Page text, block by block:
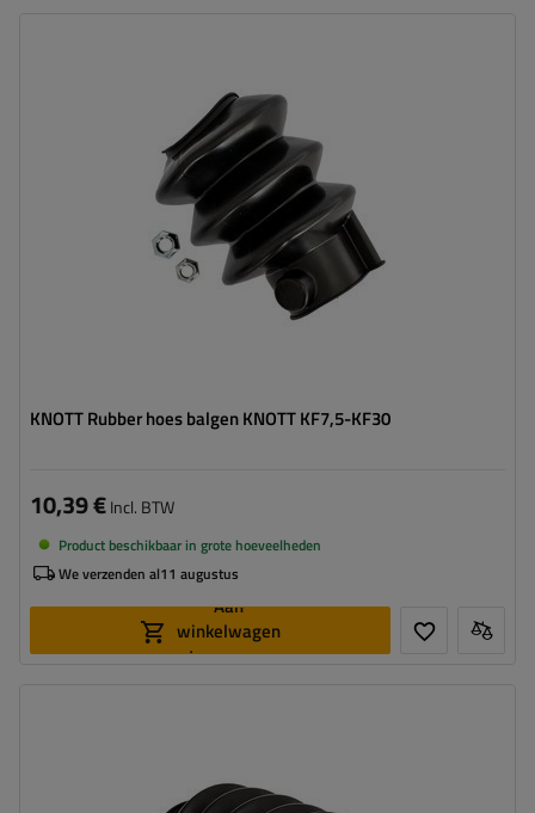
KNOTT Rubber hoes balgen KNOTT KF7,5-KF30
10,39 €Incl. BTW
Product beschikbaar in grote hoeveelheden
We verzenden al11 augustus
Aan
winkelwagen
toevoegen